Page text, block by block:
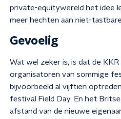
private-equitywereld het idee
meer hechten aan niet-
Gevoelig
Wat wel zeker is, is dat de
organisatoren van sommige
bijvoorbeeld al vijftien
festival Field Day. En het
afstand van de nieuwe